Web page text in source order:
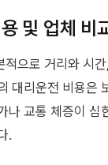
및 업체 비
으로 거리와 시
대리운전 비용은
나 교통 체증이 심
.